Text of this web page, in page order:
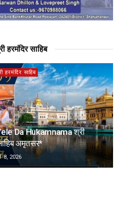
हरमंदिर साहिब
हरमंदिर साहिब
Da Hukamnama श्री
अमृतसर*
8, 2026